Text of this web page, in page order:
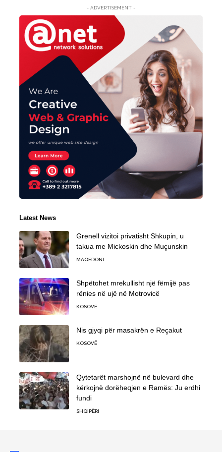
- ADVERTISEMENT -
Latest News
Grenell vizitoi privatisht Shkupin, u
takua me Mickoskin dhe Muçunskin
MAQEDONI
Shpëtohet mrekullisht një fëmijë pas
rënies në ujë në Motrovicë
KOSOVË
Nis gjyqi për masakrën e Reçakut
KOSOVË
Qytetarët marshojnë në bulevard dhe
kërkojnë dorëheqjen e Ramës: Ju erdhi
fundi
SHQIPËRI